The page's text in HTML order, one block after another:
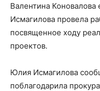
Валентина
Исмагилова провела
посвященное ходу
проектов.
Юлия Исмагилова
поблагодарила